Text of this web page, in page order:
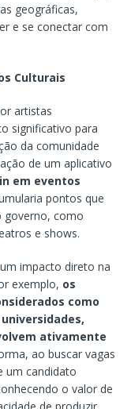
geográficas,
e se conectar com
Culturais
artistas
significativo para
da comunidade
de um aplicativo
em eventos
pontos que
governo, como
e shows.
impacto direto na
exemplo, os
como
ativamente
ao buscar vagas
um candidato
o valor de